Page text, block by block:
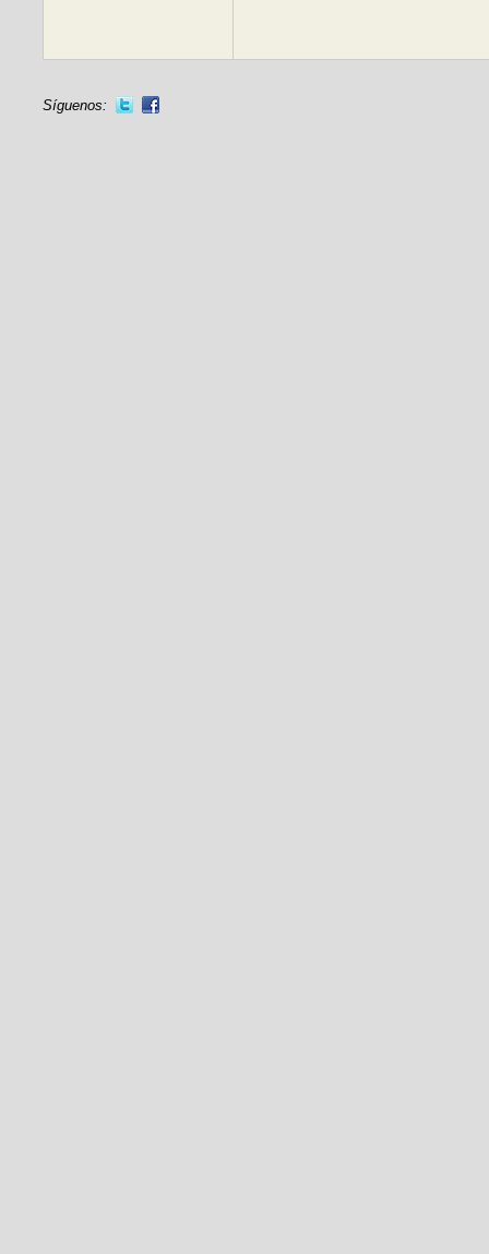
Síguenos: